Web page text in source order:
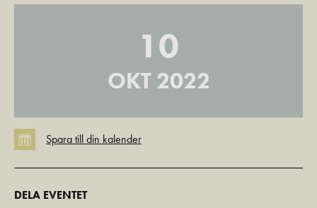
10
OKT 2022
DELA EVENTET